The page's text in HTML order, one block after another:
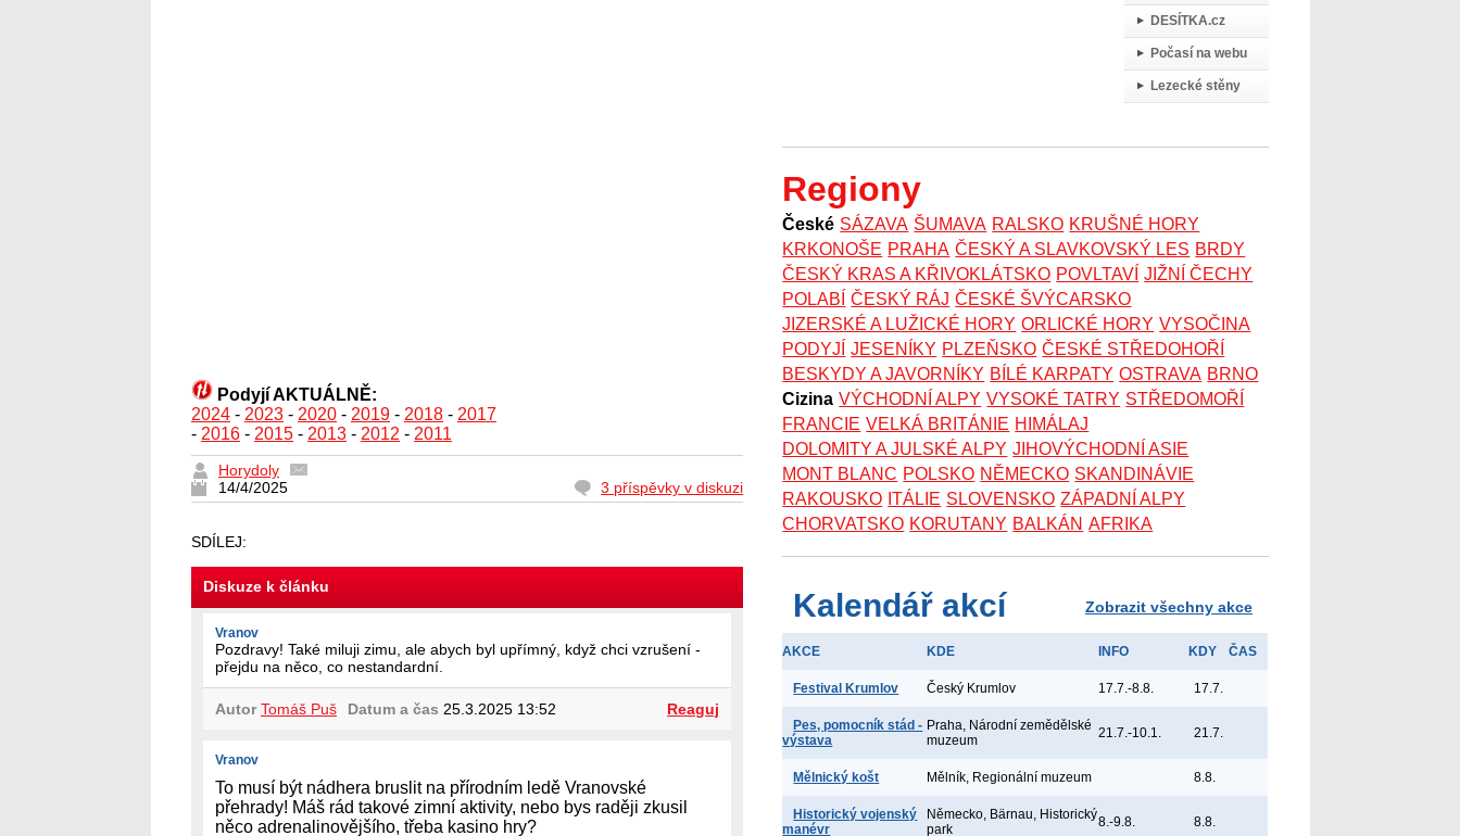
Podyjí AKTUÁLNĚ:
2024 - 2023 - 2020 - 2019 - 2018 - 2017
- 2016 - 2015 - 2013 - 2012 - 2011
Horydoly
14/4/2025
3 příspěvky v diskuzi
SDÍLEJ:
Diskuze k článku
Vranov
Pozdravy! Také miluji zimu, ale abych byl upřímný, když chci vzrušení -
přejdu na něco, co nestandardní.
Autor Tomáš Puš Datum a čas 25.3.2025 13:52 Reaguj
Vranov
To musí být nádhera bruslit na přírodním ledě Vranovské
přehrady! Máš rád takové zimní aktivity, nebo bys raději zkusil
něco adrenalinovějšího, třeba kasino hry?
DESÍTKA.cz
Počasí na webu
Lezecké stěny
Regiony
České SÁZAVA ŠUMAVA RALSKO KRUŠNÉ HORY
KRKONOŠE PRAHA ČESKÝ A SLAVKOVSKÝ LES BRDY
ČESKÝ KRAS A KŘIVOKLÁTSKO POVLTAVÍ JIŽNÍ ČECHY
POLABÍ
ČESKÝ RÁJ ČESKÉ ŠVÝCARSKO
JIZERSKÉ A LUŽICKÉ HORY ORLICKÉ HORY VYSOČINA
PODYJÍ
JESENÍKY PLZEŇSKO ČESKÉ STŘEDOHOŘÍ
BESKYDY A JAVORNÍKY BÍLÉ KARPATY OSTRAVA BRNO
Cizina VÝCHODNÍ ALPY VYSOKÉ TATRY STŘEDOMOŘÍ
FRANCIE VELKÁ BRITÁNIE HIMÁLAJ
DOLOMITY A JULSKÉ ALPY JIHOVÝCHODNÍ ASIE
MONT BLANC POLSKO NĚMECKO SKANDINÁVIE
RAKOUSKO ITÁLIE SLOVENSKO ZÁPADNÍ ALPY
CHORVATSKO KORUTANY BALKÁN AFRIKA
Kalendář akcí Zobrazit všechny akce
AKCE KDE INFO KDY ČAS
Festival Krumlov Český Krumlov 17.7.-8.8. 17.7.
Pes, pomocník stád -
výstava
Praha, Národní zemědělské
muzeum
21.7.-10.1. 21.7.
Mělnický košt Mělník, Regionální muzeum 8.8.
Historický vojenský
manévr
Německo, Bärnau, Historický
park
8.-9.8. 8.8.